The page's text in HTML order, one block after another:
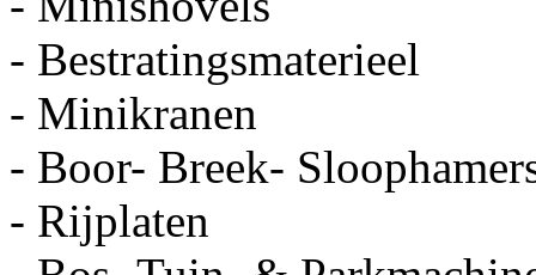
- Bestratingsmaterieel
- Minikranen
- Boor- Breek-
- Rijplaten